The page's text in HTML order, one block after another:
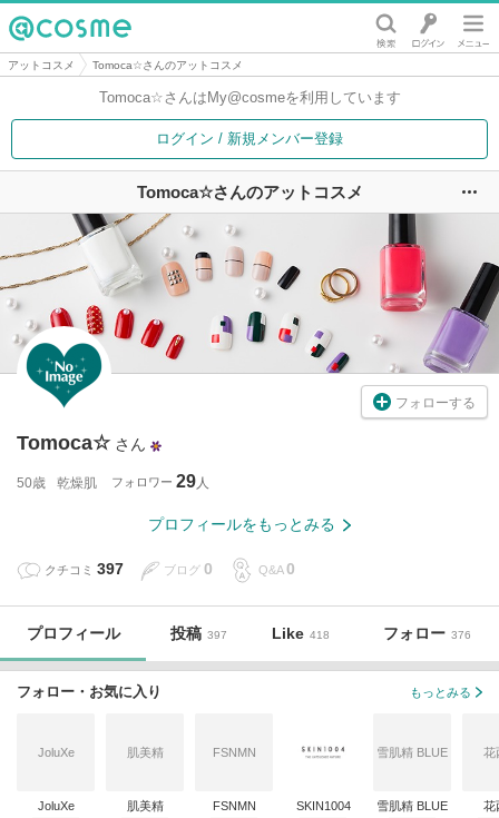
@cosme
アットコスメ Tomoca☆さんのアットコスメ
Tomoca☆さんは My@cosmeを利用しています
ログイン / 新規メンバー登録
Tomoca☆さんのアットコスメ
フォローする
Tomoca☆ さん
50歳 乾燥肌 フォロワー 29
プロフィールをもっとみる
クチコミ 397 ブログ 0 Q&A 0
プロフィール 投稿 397 Like 418 フォロー 376
フォロー・お気に入り もっとみる
JoluXe
JoluXe
肌美精
肌美精
FSNMN
FSNMN SKIN1004
雪肌精 BLUE
雪肌精 BLUE
花
花